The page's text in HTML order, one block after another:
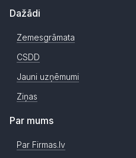
Dažādi
Zemesgrāmata
CSDD
Jauni uzņēmumi
Ziņas
Par mums
Par Firmas.lv